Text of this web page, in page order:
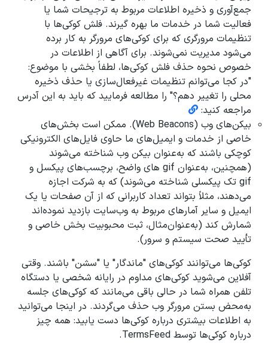
جمع‌آوری و ذخیره اطلاعات مربوط به ترجیحات شما یا
فعالیت شما در خدمات ما بهره گیرند. فلش کوکی‌ها با
تنظیمات مرورگری که برای کوکی‌های مرورگر به کار برده
می‌شود مدیریت نمی‌شوند. برای آگاهی از اطلاعات در
خصوص نحوه حذف فلش کوکی‌ها، لطفاً بخشی با موضوع:
"در کجا می‌توانم تنظیمات غیرفعال‌سازی یا حذف ذخیره
محلی را تغییر دهم؟" را مطالعه فرمایید که باید به این آدرس
مراجعه کنید:
بیکن‌های وب (Web Beacons). ممکن است بخش‌های
خاصی از خدمات و ایمیل‌های ما حاوی فایل‌های الکترونیکی
کوچکی باشند که به‌عنوان بیکن وب شناخته می‌شوند
(همچنین، به‌عنوان gif های واضح، برچسب‌های پیکسل و
gif تک پیکسلی شناخته می‌شوند) که به شرکت اجازه
می‌دهند، مثلاً بتواند تعداد کاربرانی که از آن صفحات یا یک
ایمیل و سایر آمارهای مربوط به وب‌سایت بازدید نموده‌اند
شمارش کند (به‌عنوان‌مثال، ثبت محبوبیت بخش خاصی و
تأیید صحت سیستم و سرور).
کوکی‌ها می‌توانند کوکی‌های "ماندگار" یا "سشن" باشند. وقتی
آفلاین می‌شوید کوکی‌های مداوم در رایانه شخصی یا دستگاه
تلفن همراه شما در حالی باقی می‌مانند که کوکی‌های جلسه
به‌محض بستن مرورگر وب حذف می‌گردند. در اینجا می‌توانید
به اطلاعات بیشتری درباره کوکی‌ها دست یابید: همه چیز
درباره کوکی‌ها توسط TermsFeed.